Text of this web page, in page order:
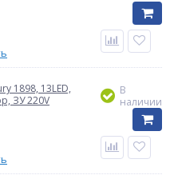
1898, 13LED,
ЗУ 220V
В
наличии